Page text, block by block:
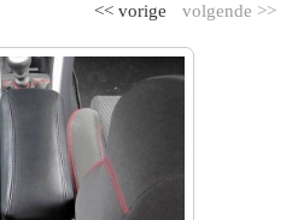
volgende >>
<< vorige